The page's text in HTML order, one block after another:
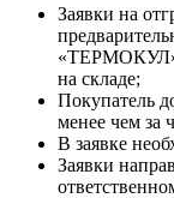
Заявки на
«ТЕРМОКУЛ»
на складе;
Покупатель
менее чем за
В заявке
Заявки